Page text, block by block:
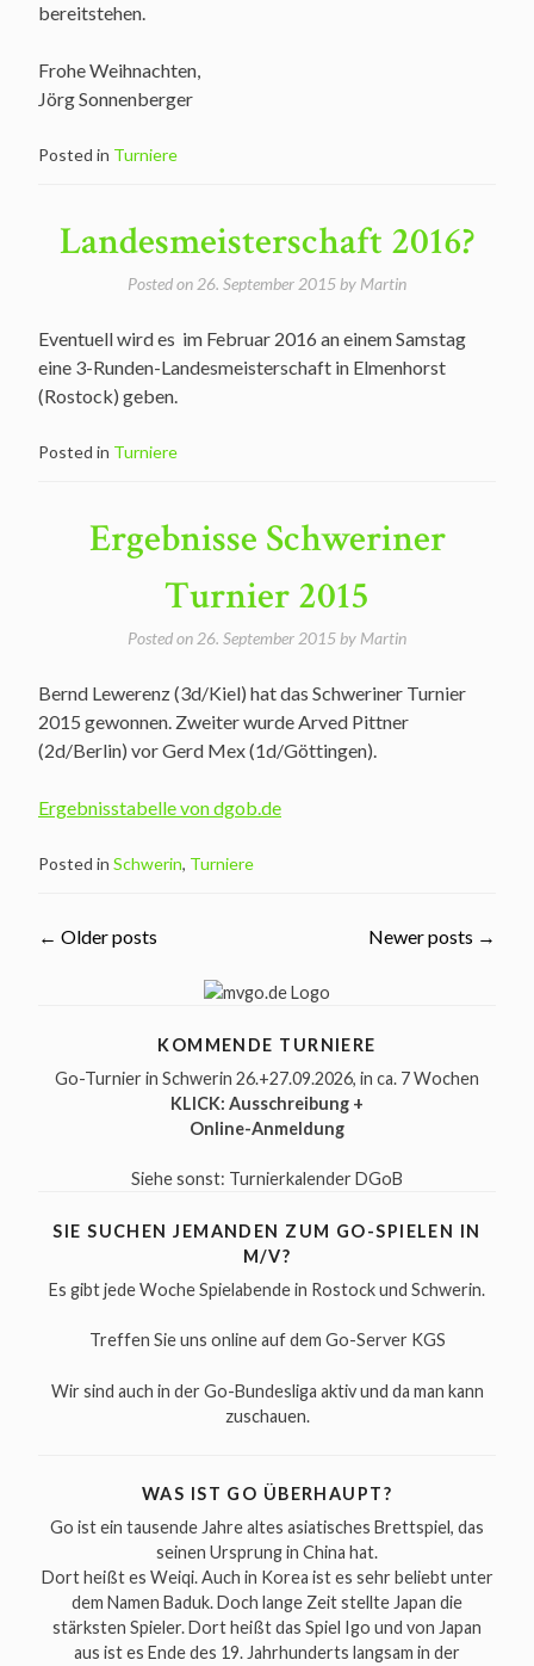
bereitstehen.
Frohe Weihnachten,
Jörg Sonnenberger
Posted in Turniere
Landesmeisterschaft 2016?
Posted on 26. September 2015 by Martin
Eventuell wird es im Februar 2016 an einem Samstag
eine 3-Runden-Landesmeisterschaft in Elmenhorst
(Rostock) geben.
Posted in Turniere
Ergebnisse Schweriner
Turnier 2015
Posted on 26. September 2015 by Martin
Bernd Lewerenz (3d/Kiel) hat das Schweriner Turnier
2015 gewonnen. Zweiter wurde Arved Pittner
(2d/Berlin) vor Gerd Mex (1d/Göttingen).
Ergebnisstabelle von dgob.de
Posted in Schwerin, Turniere
Posts
navigation
← Older posts Newer posts →
KOMMENDE TURNIERE
Go-Turnier in Schwerin 26.+27.09.2026, in ca. 7 Wochen
KLICK: Ausschreibung +
Online-Anmeldung
Siehe sonst: Turnierkalender DGoB
SIE SUCHEN JEMANDEN ZUM GO-SPIELEN IN
M/V?
Es gibt jede WocheSpielabendein Rostock und Schwerin.
Treffen Sie uns online auf dem Go-Server KGS
Wir sind auch in derGo-Bundesliga aktiv und da man kann
zuschauen.
WAS IST GO ÜBERHAUPT?
Go ist ein tausende Jahre altes asiatisches Brettspiel, das
seinen Ursprung in China hat.
Dort heißt es Weiqi. Auch in Korea ist es sehr beliebt unter
dem Namen Baduk. Doch lange Zeit stellte Japan die
stärksten Spieler. Dort heißt das Spiel Igo und von Japan
aus ist es Ende des 19. Jahrhunderts langsam in der